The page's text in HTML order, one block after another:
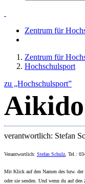
Zentrum für
Zentrum für
Hochschulsport
zu „Hochschulsport”
verantwortlich: Stefan
Verantwortlich: Stefan Schulz , Tel.:
Mit Klick auf den Namen des bzw.
oder sie senden. Und wenn du auf den